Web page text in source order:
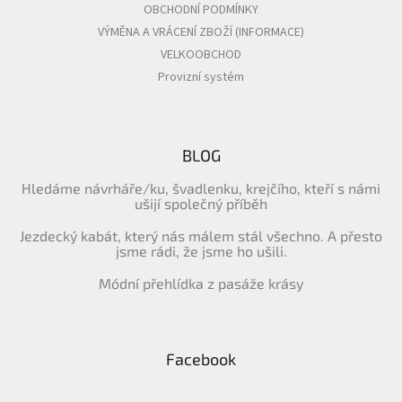
OBCHODNÍ PODMÍNKY
VÝMĚNA A VRÁCENÍ ZBOŽÍ (INFORMACE)
VELKOOBCHOD
Provizní systém
BLOG
Hledáme návrháře/ku, švadlenku, krejčího, kteří s námi
ušijí společný příběh
Jezdecký kabát, který nás málem stál všechno. A přesto
jsme rádi, že jsme ho ušili.
Módní přehlídka z pasáže krásy
Facebook